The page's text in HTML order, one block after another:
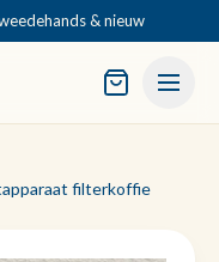
& nieuw
filterkoffie